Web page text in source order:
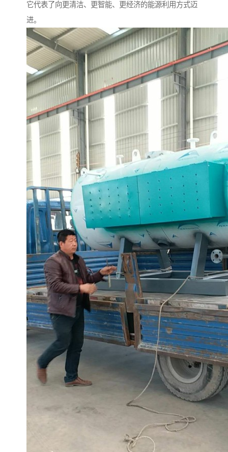
它代表了向更清洁、更智能、更经济的能源利用方式迈
进。